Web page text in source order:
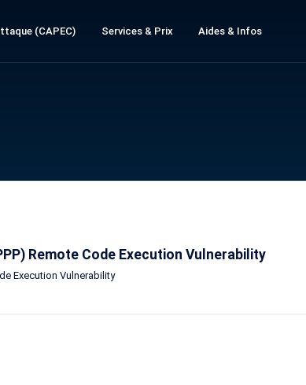
(CAPEC) Services & Prix Aides & Infos
Remote Code Execution Vulnerability
Execution Vulnerability